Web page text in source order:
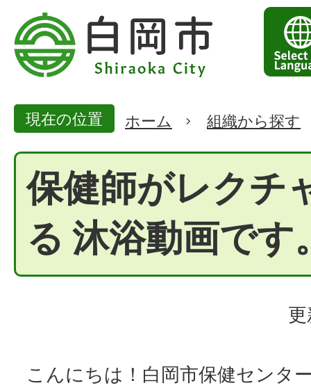
現在の位置 ホーム 組織から探す
保健師がレクチ
る 沐浴動画です
こんにちは！白岡市保健センタ